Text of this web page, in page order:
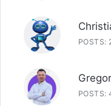
POSTS:
Gregor
POSTS: